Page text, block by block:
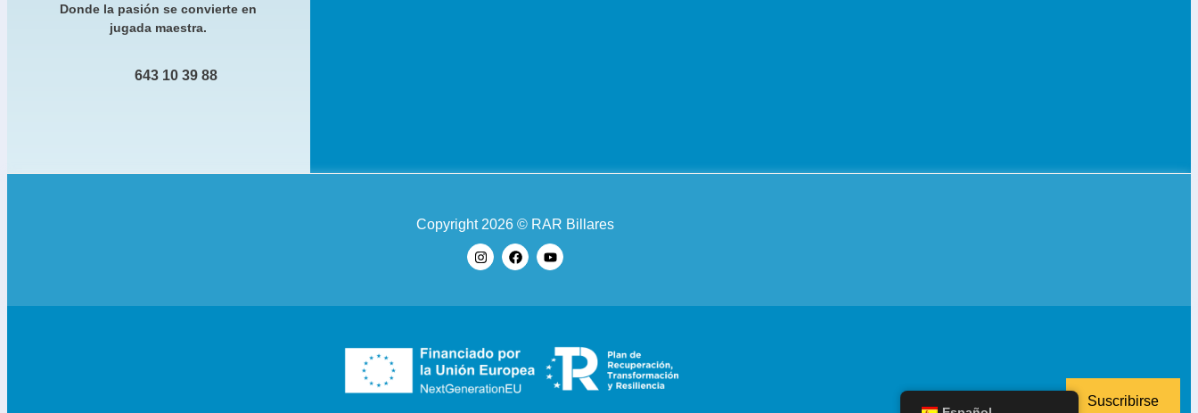
Donde la pasión se convierte en
jugada maestra.
643 10 39 88
Copyright 2026 © RAR Billares
Suscribirse